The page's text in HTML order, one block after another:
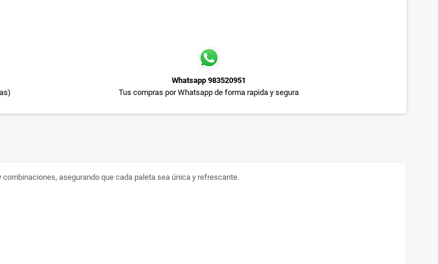
Whatsapp 983520951
Tus compras por Whatsapp de forma rapida y segura
asegurando que cada paleta sea única y refrescante.